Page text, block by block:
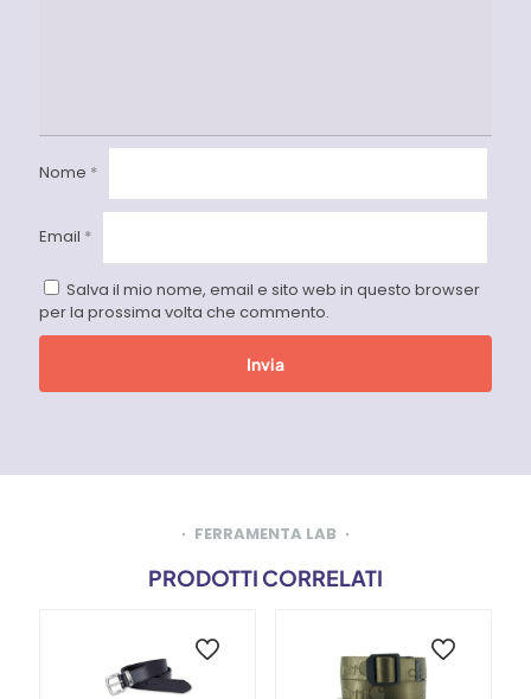
Nome *
Email *
Salva il mio nome, email e sito web in questo browser
per la prossima volta che commento.
FERRAMENTA LAB
PRODOTTI CORRELATI